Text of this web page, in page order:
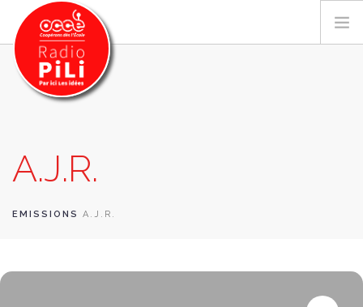
GRILLE DES PROGRAMMES
EMISSIONS / PODCASTS
A.J.R.
EMISSIONS A.J.R.